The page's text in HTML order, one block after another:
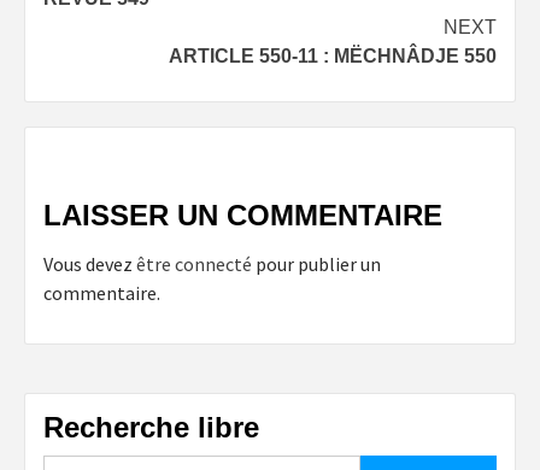
navigation
NEXT
ARTICLE 550-11 : MËCHNÂDJE 550
LAISSER UN COMMENTAIRE
Vous devez être connecté pour publier un
commentaire.
Recherche libre